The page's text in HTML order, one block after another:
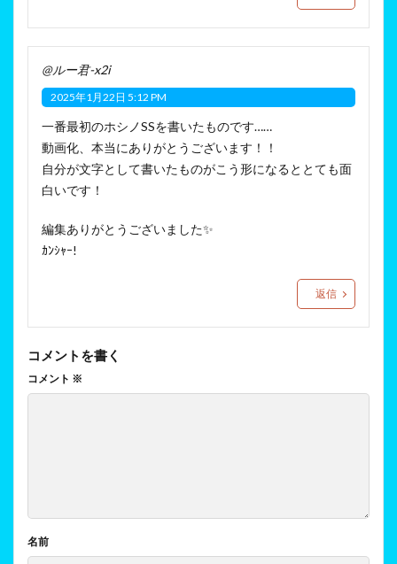
@ルー君-x2i
2025年1月22日 5:12 PM
一番最初のホシノSSを書いたものです……
動画化、本当にありがとうございます！！
自分が文字として書いたものがこう形になるととても面
白いです！
編集ありがとうございました✨️
ｶﾝｼｬｰ!
返信
コメントを書く
コメント ※
名前